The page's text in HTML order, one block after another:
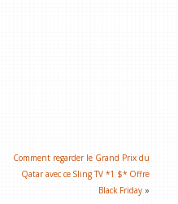
Comment regarder le Grand Prix du
Qatar avec ce Sling TV *1 $* Offre
Black Friday »